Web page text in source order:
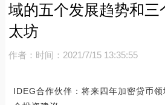
域的五个发展趋势和三
太坊
作者： 时间：2021/7/15 13:35:55
IDEG合作伙伴：将来四年加密贷币